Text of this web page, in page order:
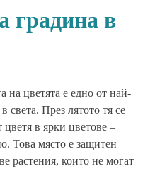
градина в
на цветята е едно от най-
света. През лятото тя се
в ярки цветове –
Това място е защитен
растения, които не могат